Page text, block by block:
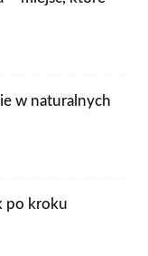
w naturalnych
po kroku